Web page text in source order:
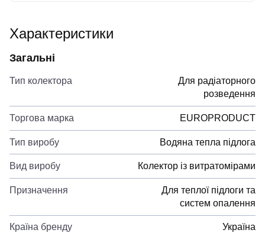
Характеристики
Загальні
Тип колектора
Для радіаторного
розведення
Торгова марка EUROPRODUCT
Тип виробу Водяна тепла підлога
Вид виробу Колектор із витратомірами
Призначення
Для теплої підлоги та
систем опалення
Країна бренду Україна